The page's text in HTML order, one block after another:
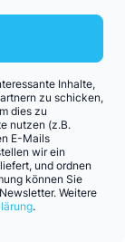
Inhalte,
zu schicken,
dies zu
nutzen (z.B.
E-Mails
wir ein
und ordnen
können Sie
Weitere
.